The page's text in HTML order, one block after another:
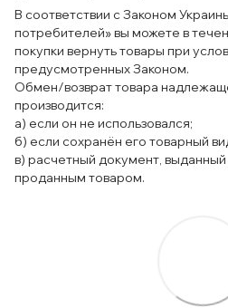
В соответствии с Законом
потребителей» вы можете в
покупки вернуть товары при
предусмотренных Законом.
Обмен/возврат товара
производится:
а) если он не использовался;
б) если сохранён его товарный
в) расчетный документ,
проданным товаром.